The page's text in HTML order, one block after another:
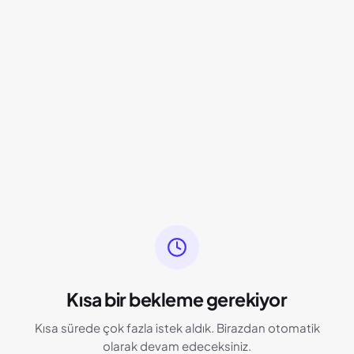
Kısa bir bekleme gerekiyor
Kısa sürede çok fazla istek aldık. Birazdan otomatik
olarak devam edeceksiniz.